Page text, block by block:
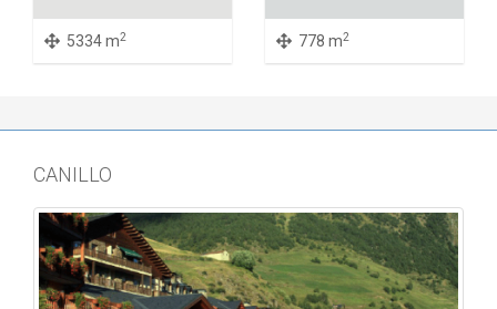
5334 m2 778 m2
CANILLO